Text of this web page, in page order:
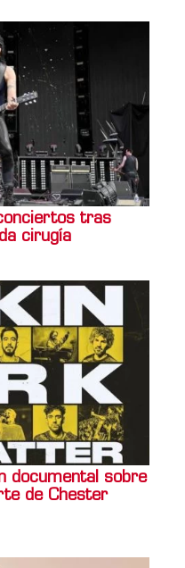
tras
cirugía
documental sobre
de Chester